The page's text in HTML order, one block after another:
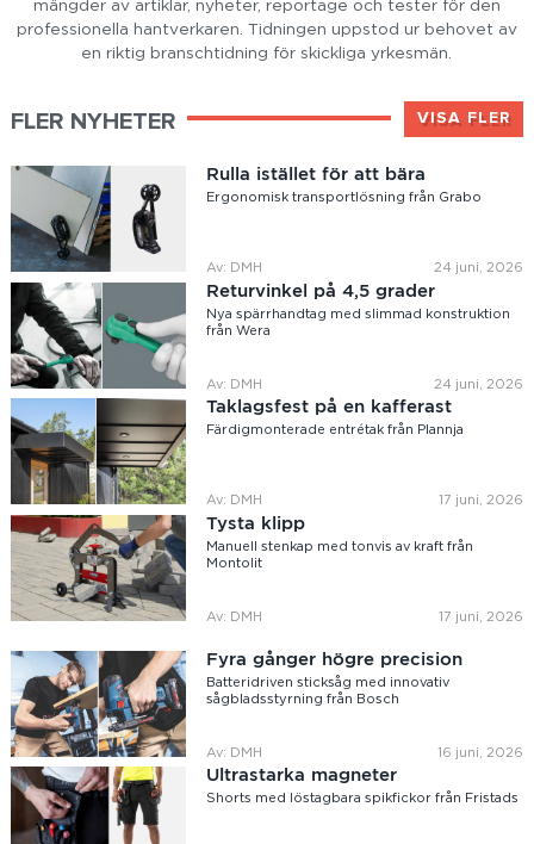
mängder av artiklar, nyheter, reportage och tester för den
professionella hantverkaren. Tidningen uppstod ur behovet av
en riktig branschtidning för skickliga yrkesmän.
FLER NYHETER VISA FLER
Rulla istället för att bära
Ergonomisk transportlösning från Grabo
Av: DMH 24 juni, 2026
Returvinkel på 4,5 grader
Nya spärrhandtag med slimmad konstruktion
från Wera
Av: DMH 24 juni, 2026
Taklagsfest på en kafferast
Färdigmonterade entrétak från Plannja
Av: DMH 17 juni, 2026
Tysta klipp
Manuell stenkap med tonvis av kraft från
Montolit
Av: DMH 17 juni, 2026
Fyra gånger högre precision
Batteridriven sticksåg med innovativ
sågbladsstyrning från Bosch
Av: DMH 16 juni, 2026
Ultrastarka magneter
Shorts med löstagbara spikfickor från Fristads